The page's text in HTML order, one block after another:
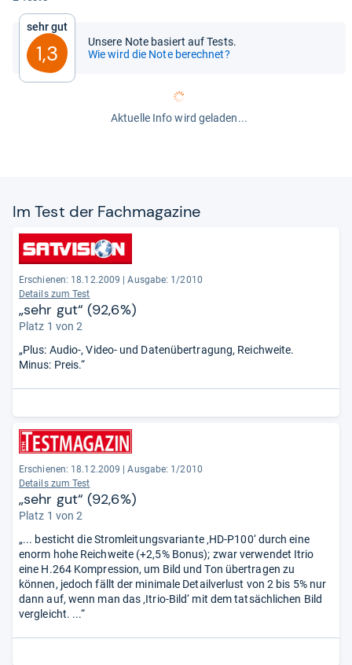
Sehr gut
1,3
Unsere Note basiert auf Tests.
Wie wird die Note berechnet?
Aktuelle Info wird geladen...
Im Test der Fach­ma­ga­zine
Erschienen: 18.12.2009
Ausgabe: 1/2010
Details zum Test
„sehr gut“ (92,6%)
Platz 1 von 2
„Plus: Audio-, Video- und Datenübertragung, Reichweite.
Minus: Preis.“
Erschienen: 18.12.2009
Ausgabe: 1/2010
Details zum Test
„sehr gut“ (92,6%)
Platz 1 von 2
„... besticht die Stromleitungsvariante ‚HD-P100‘ durch eine
enorm hohe Reichweite (+2,5% Bonus); zwar verwendet Itrio
eine H.264 Kompression, um Bild und Ton übertragen zu
können, jedoch fällt der minimale Detailverlust von 2 bis 5% nur
dann auf, wenn man das ‚Itrio-Bild‘ mit dem tatsächlichen Bild
vergleicht. ...“